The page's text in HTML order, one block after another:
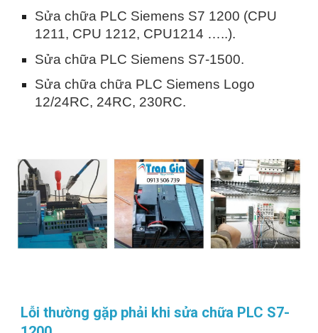
Sửa chữa PLC Siemens S7 1200 (CPU
1211, CPU 1212, CPU1214 …..).
Sửa chữa PLC Siemens S7-1500.
Sửa chữa chữa PLC Siemens Logo
12/24RC, 24RC, 230RC.
Lỗi thường gặp phải khi sửa chữa PLC S7-